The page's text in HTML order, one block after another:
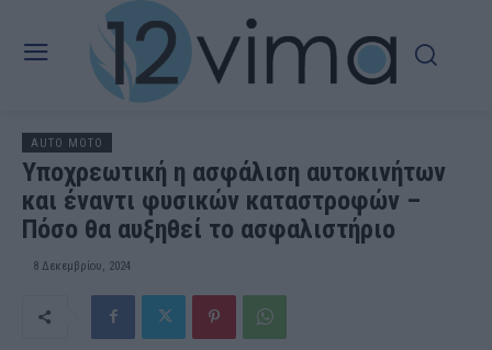
AUTO MOTO
Υποχρεωτική η ασφάλιση αυτοκινήτων
και έναντι φυσικών καταστροφών –
Πόσο θα αυξηθεί το ασφαλιστήριο
8 Δεκεμβρίου, 2024